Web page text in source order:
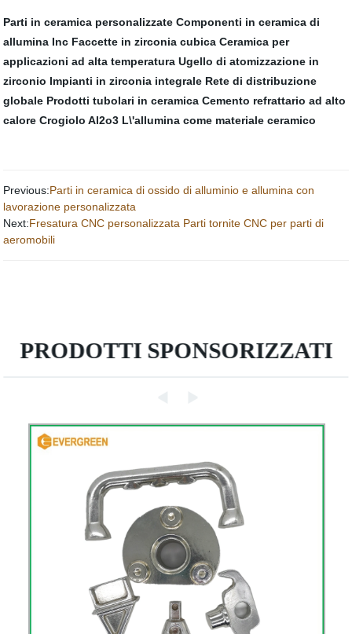
Parti in ceramica personalizzate Componenti in ceramica di
allumina Inc Faccette in zirconia cubica Ceramica per
applicazioni ad alta temperatura Ugello di atomizzazione in
zirconio Impianti in zirconia integrale Rete di distribuzione
globale Prodotti tubolari in ceramica Cemento refrattario ad alto
calore Crogiolo Al2o3 L\'allumina come materiale ceramico
Previous:Parti in ceramica di ossido di alluminio e allumina con
lavorazione personalizzata
Next:Fresatura CNC personalizzata Parti tornite CNC per parti di
aeromobili
PRODOTTI SPONSORIZZATI